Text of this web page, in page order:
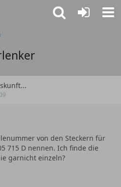
von den Steckern für
715 D nennen. Ich finde die
garnicht einzeln?